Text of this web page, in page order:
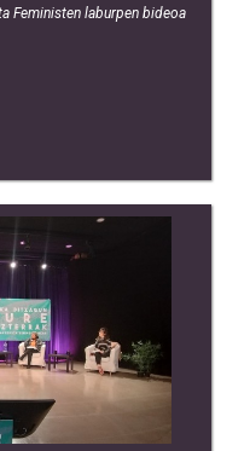
Feministen laburpen bideoa